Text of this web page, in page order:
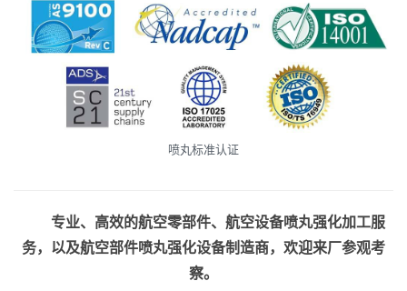
喷丸标准认证
专业、高效的航空零部件、航空设备喷丸强化加工服
务，以及航空部件喷丸强化设备制造商，欢迎来厂参观考
察。